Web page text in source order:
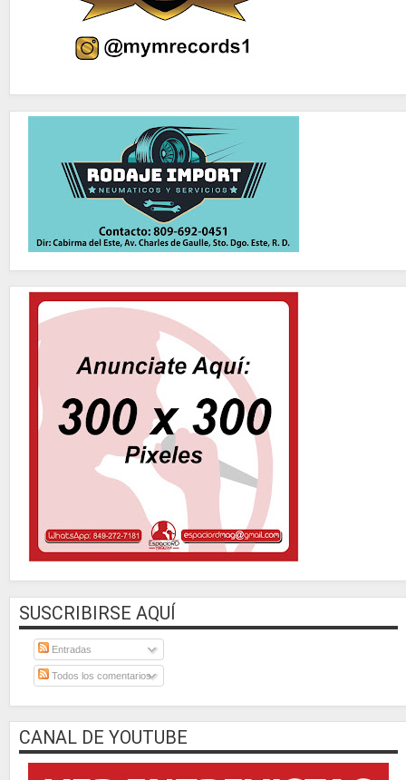
SUSCRIBIRSE AQUÍ
Entradas
Todos los comentarios
CANAL DE YOUTUBE